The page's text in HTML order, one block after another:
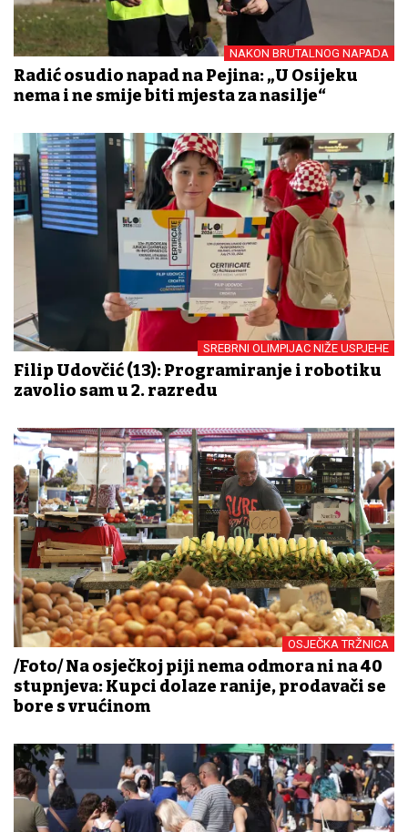
NAKON BRUTALNOG NAPADA
Radić osudio napad na Pejina: „U Osijeku
nema i ne smije biti mjesta za nasilje“
SREBRNI OLIMPIJAC NIŽE USPJEHE
Filip Udovčić (13): Programiranje i robotiku
zavolio sam u 2. razredu
OSJEČKA TRŽNICA
/Foto/ Na osječkoj piji nema odmora ni na 40
stupnjeva: Kupci dolaze ranije, prodavači se
bore s vrućinom